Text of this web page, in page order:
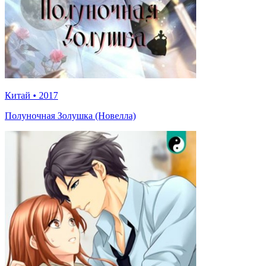
Китай • 2017
Полуночная Золушка (Новелла)